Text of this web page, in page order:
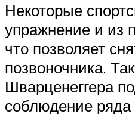
Некоторые
упражнение и из
что позволяет
позвоночника.
Шварценеггера
соблюдение